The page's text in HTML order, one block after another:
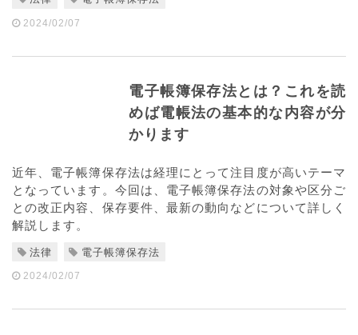
2024/02/07
電子帳簿保存法とは？これを読
めば電帳法の基本的な内容が分
かります
近年、電子帳簿保存法は経理にとって注目度が高いテーマ
となっています。今回は、電子帳簿保存法の対象や区分ご
との改正内容、保存要件、最新の動向などについて詳しく
解説します。
法律 電子帳簿保存法
2024/02/07